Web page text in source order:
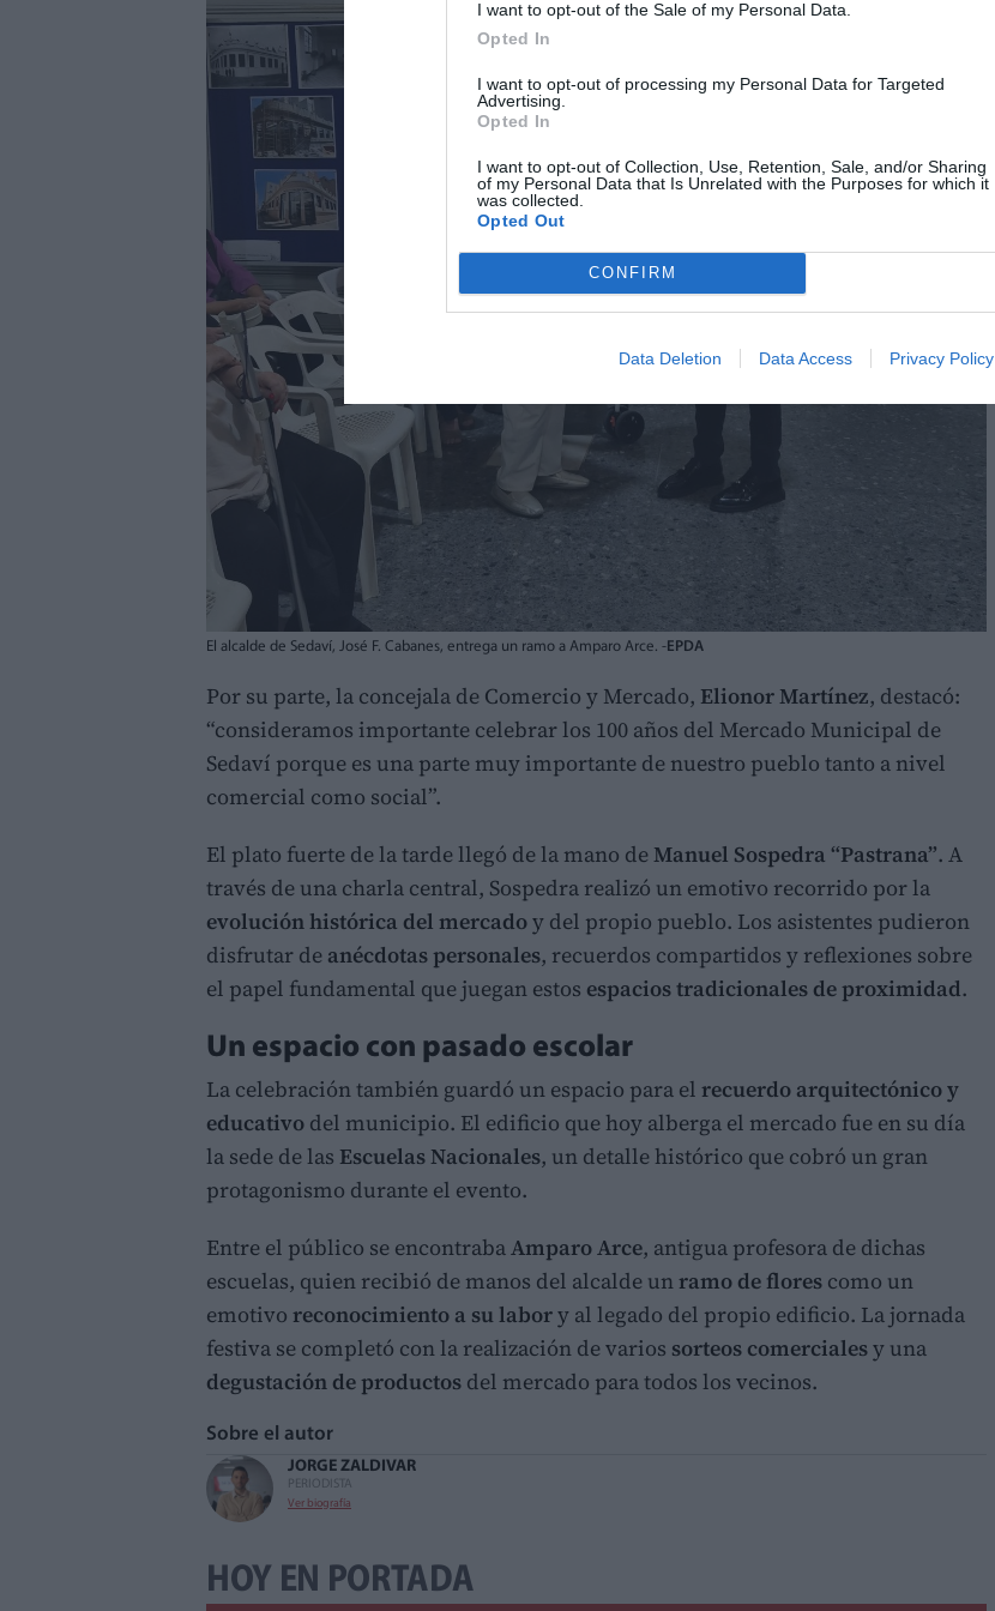
I want to opt-out of the Sale of my Personal Data.
Opted In
I want to opt-out of processing my Personal Data for Targeted
Advertising.
Opted In
I want to opt-out of Collection, Use, Retention, Sale, and/or Sharing
of my Personal Data that Is Unrelated with the Purposes for which it
was collected.
Opted Out
CONFIRM
Data Deletion Data Access Privacy Policy
El alcalde de Sedaví, José F. Cabanes, entrega un ramo a Amparo Arce. -EPDA
Por su parte, la concejala de Comercio y Mercado, Elionor Martínez, destacó:
“consideramos importante celebrar los 100 años del Mercado Municipal de
Sedaví porque es una parte muy importante de nuestro pueblo tanto a nivel
comercial como social”.
El plato fuerte de la tarde llegó de la mano deManuel Sospedra “Pastrana”. A
través de una charla central, Sospedra realizó un emotivo recorrido por la
evolución histórica del mercadoy del propio pueblo. Los asistentes pudieron
disfrutar de anécdotas personales, recuerdos compartidos y reflexiones sobre
el papel fundamental que juegan estos espacios tradicionales de proximidad.
Un espacio con pasado escolar
La celebración también guardó un espacio para el recuerdo arquitectónico y
educativo del municipio. El edificio que hoy alberga el mercado fue en su día
la sede de las Escuelas Nacionales, un detalle histórico que cobró un gran
protagonismo durante el evento.
Entre el público se encontrabaAmparo Arce, antigua profesora de dichas
escuelas, quien recibió de manos del alcalde unramo de flores como un
emotivo reconocimiento a su labory al legado del propio edificio. La jornada
festiva se completó con la realización de varios sorteos comercialesy una
degustación de productos del mercado para todos los vecinos.
Sobre el autor
JORGE ZALDIVAR
PERIODISTA
Ver biografía
HOY EN PORTADA